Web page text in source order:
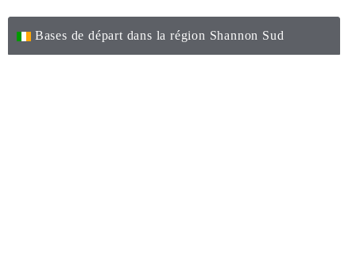
Bases de départ dans la région Shannon Sud